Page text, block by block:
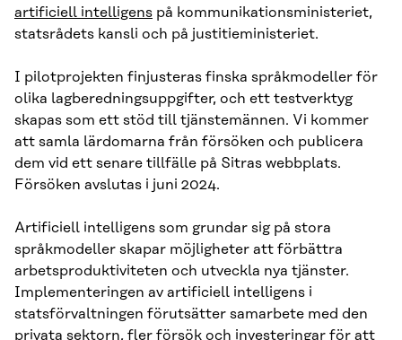
artificiell intelligens på kommunikationsministeriet,
statsrådets kansli och på justitieministeriet.
I pilotprojekten finjusteras finska språkmodeller för
olika lagberedningsuppgifter, och ett testverktyg
skapas som ett stöd till tjänstemännen. Vi kommer
att samla lärdomarna från försöken och publicera
dem vid ett senare tillfälle på Sitras webbplats.
Försöken avslutas i juni 2024.
Artificiell intelligens som grundar sig på stora
språkmodeller skapar möjligheter att förbättra
arbetsproduktiviteten och utveckla nya tjänster.
Implementeringen av artificiell intelligens i
statsförvaltningen förutsätter samarbete med den
privata sektorn, fler försök och investeringar för att